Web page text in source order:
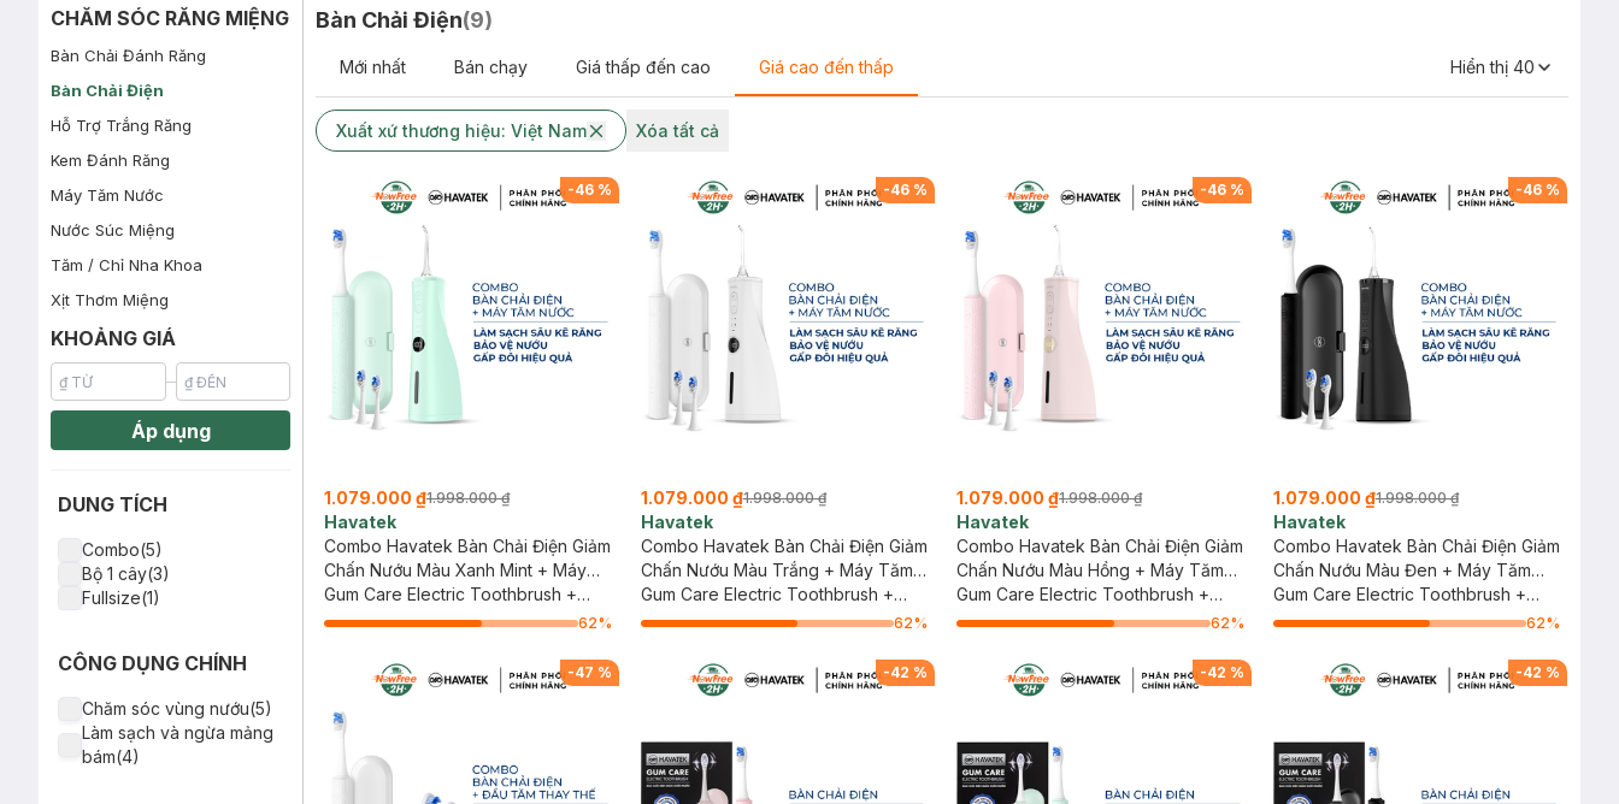
CHĂM SÓC RĂNG MIỆNG
Bàn Chải Đánh Răng
Bàn Chải Điện
Hỗ Trợ Trắng Răng
Kem Đánh Răng
Máy Tăm Nước
Nước Súc Miệng
Tăm / Chỉ Nha Khoa
Xịt Thơm Miệng
KHOẢNG GIÁ
Áp dụng
DUNG TÍCH
Combo(5)
Bộ 1 cây(3)
Fullsize(1)
CÔNG DỤNG CHÍNH
Chăm sóc vùng nướu(5)
Làm sạch và ngừa mảng
bám(4)
Bàn Chải Điện(9)
Mới nhất Bán chạy Giá thấp đến cao Giá cao đến thấp Hiển thị 40
Xuất xứ thương hiệu: Việt Nam Xóa tất cả
-46%
1.079.000 ₫1.998.000 ₫
Havatek
Combo Havatek Bàn Chải Điện Giảm
Chấn Nướu Màu Xanh Mint + Máy
Tăm Nước Cao Cấp Màu Xanh Mint
Gum Care Electric Toothbrush +
Advanced Oral Irrigator
62%
-46 %
1.079.000 ₫1.998.000 ₫
Havatek
Combo Havatek Bàn Chải Điện Giảm
Chấn Nướu Màu Trắng + Máy Tăm
Nước Cao Cấp Màu Trắng
Gum Care Electric Toothbrush +
Advanced Oral Irrigator
62%
-46%
1.079.000 ₫1.998.000 ₫
Havatek
Combo Havatek Bàn Chải Điện Giảm
Chấn Nướu Màu Hồng + Máy Tăm
Nước Cao Cấp Màu Hồng Rose
Gum Care Electric Toothbrush +
Advanced Oral Irrigator
62%
-46 %
1.079.000 ₫1.998.000 ₫
Havatek
Combo Havatek Bàn Chải Điện Giảm
Chấn Nướu Màu Đen + Máy Tăm
Nước Cao Cấp Màu Đen
Gum Care Electric Toothbrush +
Advanced Oral Irrigator
62%
-47 % -42 % -42 % -42 %